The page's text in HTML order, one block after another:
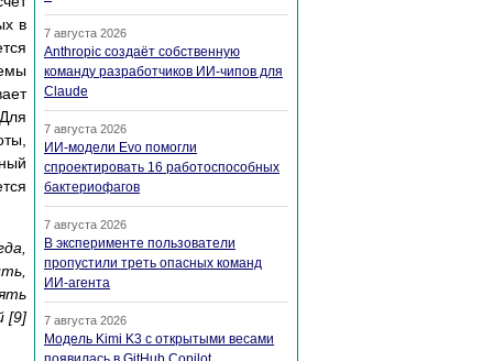
в
[9]
7 августа 2026
Anthropic создаёт собственную
команду разработчиков ИИ-чипов для
Claude
7 августа 2026
ИИ-модели Evo помогли
спроектировать 16 работоспособных
бактериофагов
7 августа 2026
В эксперименте пользователи
пропустили треть опасных команд
ИИ-агента
7 августа 2026
Модель Kimi K3 с открытыми весами